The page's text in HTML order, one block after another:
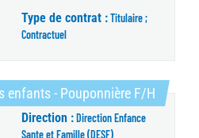
Type de contrat :Titulaire ;
Contractuel
enfants - Pouponnière F/H
Direction :Direction Enfance
Sante et Famille (DESF)